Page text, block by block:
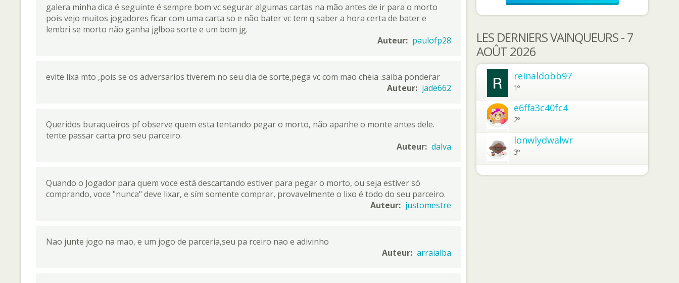
galera minha dica é seguinte é sempre bom vc segurar algumas cartas na mão antes de ir para o morto
pois vejo muitos jogadores ficar com uma carta so e não bater vc tem q saber a hora certa de bater e
lembri se morto não ganha jg!boa sorte e um bom jg.
Auteur: paulofp28
evite lixa mto ,pois se os adversarios tiverem no seu dia de sorte,pega vc com mao cheia .saiba ponderar
Auteur: jade662
Queridos buraqueiros pf observe quem esta tentando pegar o morto, não apanhe o monte antes dele.
tente passar carta pro seu parceiro.
Auteur: dalva
Quando o Jogador para quem voce está descartando estiver para pegar o morto, ou seja estiver só
comprando, voce "nunca" deve lixar, e sím somente comprar, provavelmente o lixo é todo do seu parceiro.
Auteur: justomestre
Nao junte jogo na mao, e um jogo de parceria,seu pa rceiro nao e adivinho
Auteur: arraialba
LES DERNIERS VAINQUEURS - 7
AOÛT 2026
reinaldobb97
1º
e6ffa3c40fc4
2º
lonwlydwalwr
3º